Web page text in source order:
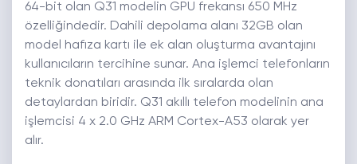
64-bit olan Q31 modelin GPU frekansı 650 MHz
özelliğindedir. Dahili depolama alanı 32GB olan
model hafıza kartı ile ek alan oluşturma avantajını
kullanıcıların tercihine sunar. Ana işlemci telefonların
teknik donatıları arasında ilk sıralarda olan
detaylardan biridir. Q31 akıllı telefon modelinin ana
işlemcisi 4 x 2.0 GHz ARM Cortex-A53 olarak yer
alır.